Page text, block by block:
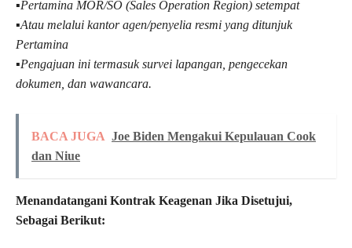
▪︎Pertamina MOR/SO (Sales Operation Region) setempat
▪︎Atau melalui kantor agen/penyelia resmi yang ditunjuk
Pertamina
▪︎Pengajuan ini termasuk survei lapangan, pengecekan
dokumen, dan wawancara.
BACA JUGA Joe Biden Mengakui Kepulauan Cook
dan Niue
Menandatangani Kontrak Keagenan Jika Disetujui,
Sebagai Berikut: